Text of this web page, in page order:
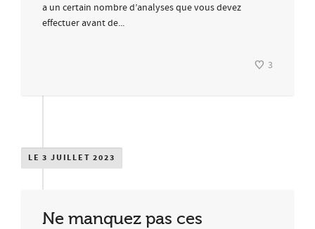
a un certain nombre d’analyses que vous devez
effectuer avant de...
3
LE 3 JUILLET 2023
Ne manquez pas ces